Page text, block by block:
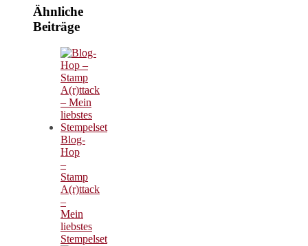
Ähnliche
Beiträge
Blog-
Hop
–
Stamp
A(r)ttack
–
Mein
liebstes
Stempelset